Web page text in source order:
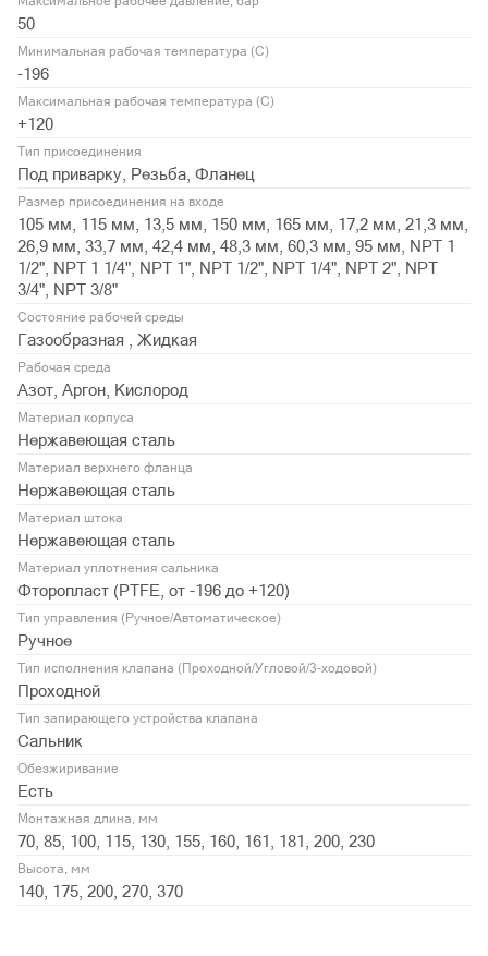
50
Минимальная рабочая температура (С)
-196
Максимальная рабочая температура (С)
+120
Тип присоединения
Под приварку, Резьба, Фланец
Размер присоединения на входе
105 мм, 115 мм, 13,5 мм, 150 мм, 165 мм, 17,2 мм, 21,3 мм,
26,9 мм, 33,7 мм, 42,4 мм, 48,3 мм, 60,3 мм, 95 мм, NPT 1
1/2", NPT 1 1/4", NPT 1", NPT 1/2", NPT 1/4", NPT 2", NPT
3/4", NPT 3/8"
Состояние рабочей среды
Газообразная , Жидкая
Рабочая среда
Азот, Аргон, Кислород
Материал корпуса
Нержавеющая сталь
Материал верхнего фланца
Нержавеющая сталь
Материал штока
Нержавеющая сталь
Материал уплотнения сальника
Фторопласт (PTFE, от -196 до +120)
Тип управления (Ручное/Автоматическое)
Ручное
Тип исполнения клапана (Проходной/Угловой/3-ходовой)
Проходной
Тип запирающего устройства клапана
Сальник
Обезжиривание
Есть
Монтажная длина, мм
70, 85, 100, 115, 130, 155, 160, 161, 181, 200, 230
Высота, мм
140, 175, 200, 270, 370